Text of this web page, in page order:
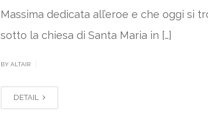
Massima dedicata all’eroe e che oggi si
sotto la chiesa di Santa Maria in […]
BY ALTAIR
DETAIL